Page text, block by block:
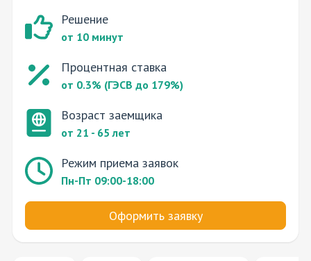
Решение
от 10 минут
Процентная ставка
от 0.3% (ГЭСВ до 179%)
Возраст заемщика
от 21 - 65 лет
Режим приема заявок
Пн-Пт 09:00-18:00
Оформить заявку